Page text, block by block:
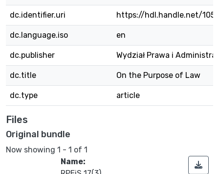
dc.identifier.uri https://hdl.handle.net/
dc.language.iso en
dc.publisher Wydział Prawa i
dc.title On the Purpose of Law
dc.type article
Files
Original bundle
Now showing 1 - 1 of 1
Name: